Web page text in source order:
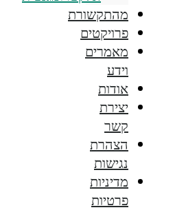
מהתקשורת
פרויקטים
מאמרים
וידע
אודות
יצירת
קשר
הצהרת
נגישות
מדיניות
פרטיות